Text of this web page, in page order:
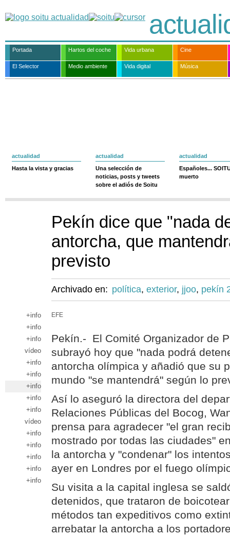
Portada Hartos del coche Vida urbana Cine
El Selector Medio ambiente Vida digital Música
actualidad
Hasta la vista y gracias
actualidad
Una selección de
noticias, posts y tweets
sobre el adiós de Soitu
actualidad
Españoles...
muerto
Pekín dice que "nada
antorcha, que
previsto
Archivado en: política, exterior, jjoo, pekín
+info
+info
+info
vídeo
+info
+info
+info
+info
+info
vídeo
+info
+info
+info
+info
+info
EFE
Pekín.- El Comité Organizador de
subrayó hoy que "nada podrá
antorcha olímpica y añadió que su
mundo "se mantendrá" según lo
Así lo aseguró la directora del
Relaciones Públicas del Bocog,
prensa para agradecer "el gran
mostrado por todas las ciudades"
la antorcha y "condenar" los
ayer en Londres por el fuego
Su visita a la capital inglesa se
detenidos, que trataron de
métodos tan expeditivos como
arrebatar la antorcha a los